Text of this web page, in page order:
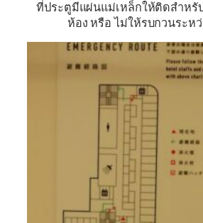
ที่ประตูมีแผ่นแม่เหล็กให้ติดสำหรั
ห้อง หรือ ไม่ให้รบกวนระห